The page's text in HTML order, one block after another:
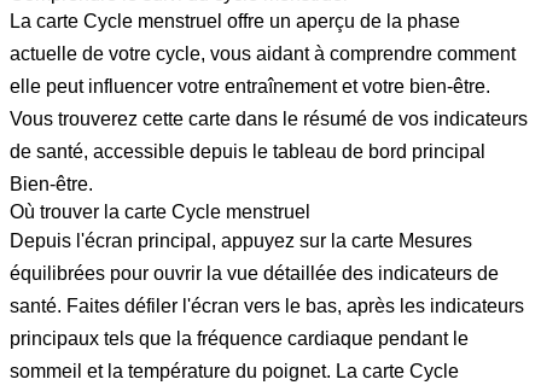
La carte Cycle menstruel offre un aperçu de la phase
actuelle de votre cycle, vous aidant à comprendre comment
elle peut influencer votre entraînement et votre bien-être.
Vous trouverez cette carte dans le résumé de vos indicateurs
de santé, accessible depuis le tableau de bord principal
Bien-être.
Où trouver la carte Cycle menstruel
Depuis l'écran principal, appuyez sur la carte Mesures
équilibrées pour ouvrir la vue détaillée des indicateurs de
santé. Faites défiler l'écran vers le bas, après les indicateurs
principaux tels que la fréquence cardiaque pendant le
sommeil et la température du poignet. La carte Cycle